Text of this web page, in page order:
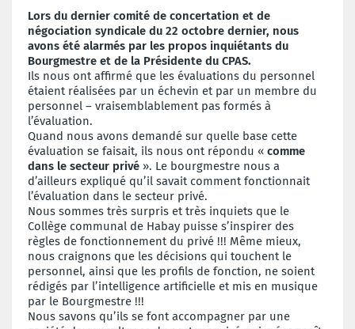
Lors du dernier comité de concertation et de
négociation syndicale du 22 octobre dernier, nous
avons été alarmés par les propos inquiétants du
Bourgmestre et de la Présidente du CPAS.
Ils nous ont affirmé que les évaluations du personnel
étaient réalisées par un échevin et par un membre du
personnel – vraisemblablement pas formés à
l’évaluation.
Quand nous avons demandé sur quelle base cette
évaluation se faisait, ils nous ont répondu « comme
dans le secteur privé ». Le bourgmestre nous a
d’ailleurs expliqué qu’il savait comment fonctionnait
l’évaluation dans le secteur privé.
Nous sommes très surpris et très inquiets que le
Collège communal de Habay puisse s’inspirer des
règles de fonctionnement du privé !!! Même mieux,
nous craignons que les décisions qui touchent le
personnel, ainsi que les profils de fonction, ne soient
rédigés par l’intelligence artificielle et mis en musique
par le Bourgmestre !!!
Nous savons qu’ils se font accompagner par une